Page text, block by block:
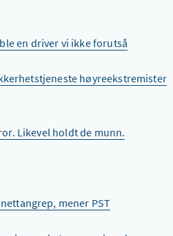
en driver vi ikke forutså
høyreekstremister
Likevel holdt de munn.
mener PST